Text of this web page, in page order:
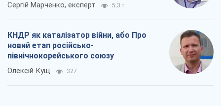
Сергій Марченко, експерт 5,3 т.
КНДР як каталізатор війни, або Про
новий етап російсько-
північнокорейського союзу
Олексій Кущ 327